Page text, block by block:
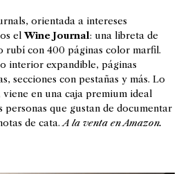
orientada a intereses
elWine Journal: una libreta de
rubí con 400 páginas color marfil.
interior expandible, páginas
secciones con pestañas y más. Lo
viene en una caja premium ideal
personas que gustan de documentar
de cata.A la venta en Amazon.